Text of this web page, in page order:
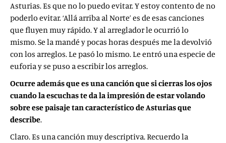
Asturias. Es que no lo puedo evitar. Y estoy contento de no
poderlo evitar. ‘Allá arriba al Norte’ es de esas canciones
que fluyen muy rápido. Y al arreglador le ocurrió lo
mismo. Se la mandé y pocas horas después me la devolvió
con los arreglos. Le pasó lo mismo. Le entró una especie de
euforia y se puso a escribir los arreglos.
Ocurre además que es una canción que si cierras los ojos
cuando la escuchas te da la impresión de estar volando
sobre ese paisaje tan característico de Asturias que
describe.
Claro. Es una canción muy descriptiva. Recuerdo la